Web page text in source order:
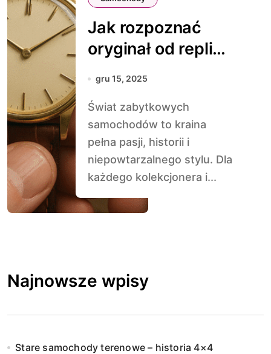
Jak rozpoznać
oryginał od repliki
w świecie
gru 15, 2025
Świat zabytkowych
samochodów to kraina
pełna pasji, historii i
niepowtarzalnego stylu. Dla
każdego kolekcjonera i...
Najnowsze wpisy
Stare samochody terenowe – historia 4×4